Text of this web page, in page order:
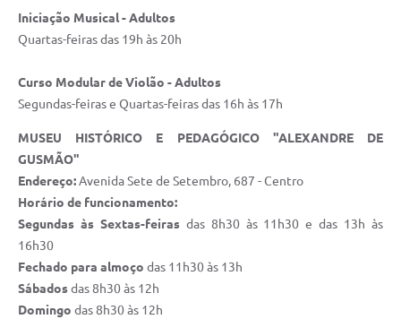
Iniciação Musical - Adultos
Quartas-feiras das 19h às 20h
Curso Modular de Violão - Adultos
Segundas-feiras e Quartas-feiras das 16h às 17h
MUSEU HISTÓRICO E PEDAGÓGICO "ALEXANDRE DE
GUSMÃO"
Endereço:Avenida Sete de Setembro, 687 - Centro
Horário de funcionamento:
Segundas às Sextas-feirasdas 8h30 às 11h30 e das 13h às
16h30
Fechado para almoço das 11h30 às 13h
Sábadosdas 8h30 às 12h
Domingo das 8h30 às 12h